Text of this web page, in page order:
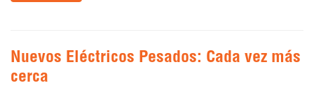
Nuevos Eléctricos Pesados: Cada vez más
cerca